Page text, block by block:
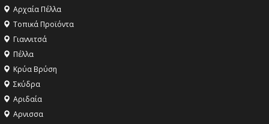
Αρχαία Πέλλα
Τοπικά Προϊόντα
Γιαννιτσά
Πέλλα
Κρύα Βρύση
Σκύδρα
Αριδαία
Aρνισσα